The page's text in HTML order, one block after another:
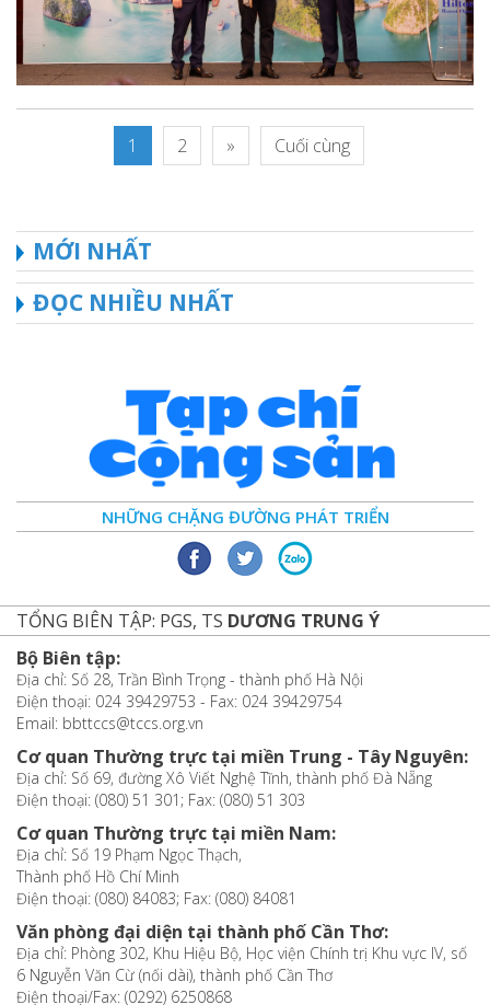
1 2 » Cuối cùng
MỚI NHẤT
ĐỌC NHIỀU NHẤT
NHỮNG CHẶNG ĐƯỜNG PHÁT TRIỂN
TỔNG BIÊN TẬP: PGS, TS DƯƠNG TRUNG Ý
Bộ Biên tập:
Địa chỉ: Số 28, Trần Bình Trọng - thành phố Hà Nội
Điện thoại: 024 39429753 - Fax: 024 39429754
Email: bbttccs@tccs.org.vn
Cơ quan Thường trực tại miền Trung - Tây Nguyên:
Địa chỉ: Số 69, đường Xô Viết Nghệ Tĩnh, thành phố Đà Nẵng
Điện thoại: (080) 51 301; Fax: (080) 51 303
Cơ quan Thường trực tại miền Nam:
Địa chỉ: Số 19 Phạm Ngọc Thạch,
Thành phố Hồ Chí Minh
Điện thoại: (080) 84083; Fax: (080) 84081
Văn phòng đại diện tại thành phố Cần Thơ:
Địa chỉ: Phòng 302, Khu Hiệu Bộ, Học viện Chính trị Khu vực IV, số
6 Nguyễn Văn Cừ (nối dài), thành phố Cần Thơ
Điện thoại/Fax: (0292) 6250868